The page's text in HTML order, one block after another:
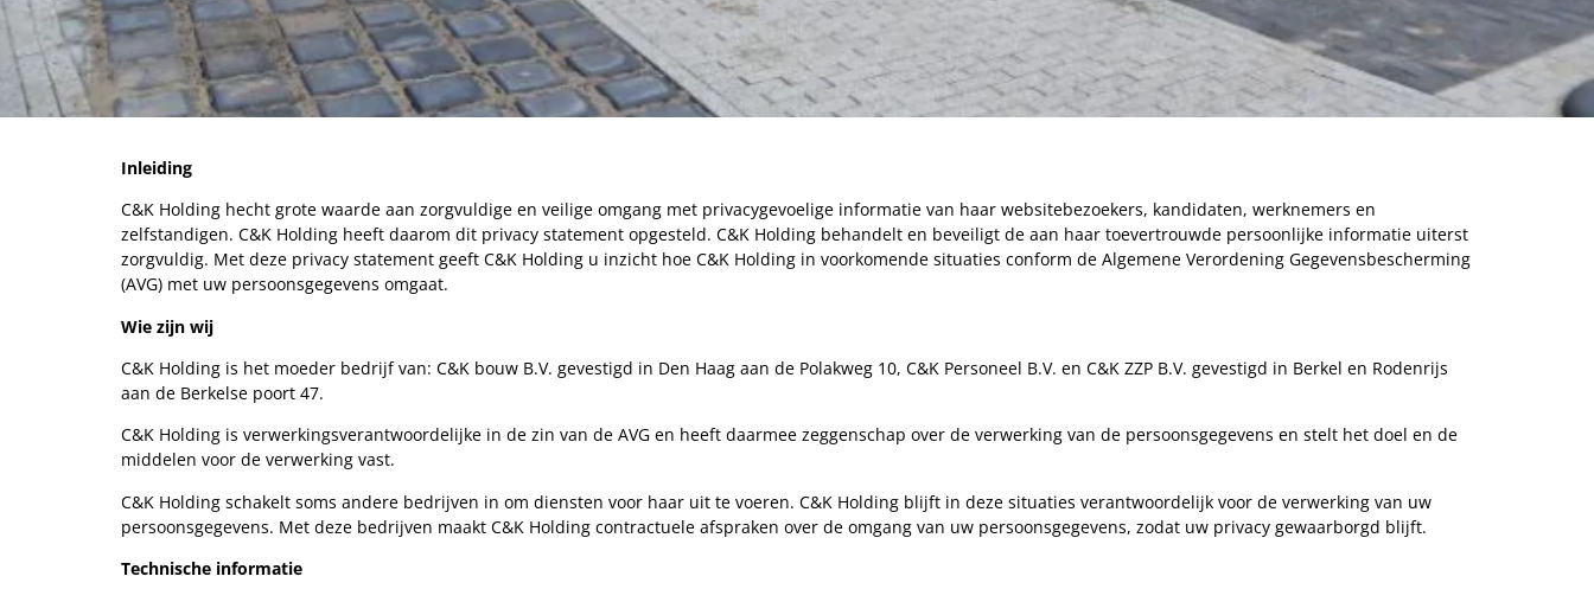
Inleiding
C&K Holding hecht grote waarde aan zorgvuldige en veilige omgang met privacygevoelige informatie van haar websitebezoekers, kandidaten, werknemers en
zelfstandigen. C&K Holding heeft daarom dit privacy statement opgesteld. C&K Holding behandelt en beveiligt de aan haar toevertrouwde persoonlijke informatie uiterst
zorgvuldig. Met deze privacy statement geeft C&K Holding u inzicht hoe C&K Holding in voorkomende situaties conform de Algemene Verordening Gegevensbescherming
(AVG) met uw persoonsgegevens omgaat.
Wie zijn wij
C&K Holding is het moeder bedrijf van: C&K bouw B.V. gevestigd in Den Haag aan de Polakweg 10, C&K Personeel B.V. en C&K ZZP B.V. gevestigd in Berkel en Rodenrijs
aan de Berkelse poort 47.
C&K Holding is verwerkingsverantwoordelijke in de zin van de AVG en heeft daarmee zeggenschap over de verwerking van de persoonsgegevens en stelt het doel en de
middelen voor de verwerking vast.
C&K Holding schakelt soms andere bedrijven in om diensten voor haar uit te voeren. C&K Holding blijft in deze situaties verantwoordelijk voor de verwerking van uw
persoonsgegevens. Met deze bedrijven maakt C&K Holding contractuele afspraken over de omgang van uw persoonsgegevens, zodat uw privacy gewaarborgd blijft.
Technische informatie